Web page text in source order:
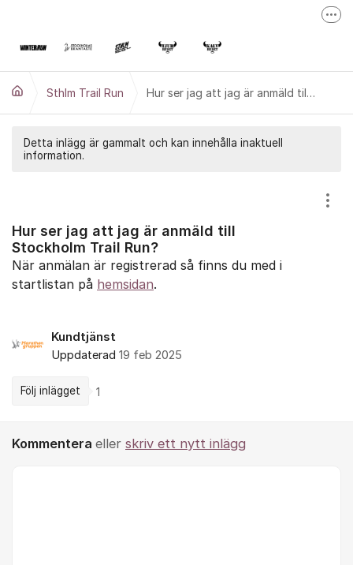
Stockholm 360 Challenge
Convinistafetten
Sthlm Trail Run Hur ser jag att jag är anmäld till Stockholm Trail Run?
Detta inlägg är gammalt och kan innehålla inaktuell
information.
Hur ser jag att jag är anmäld till
Stockholm Trail Run?
När anmälan är registrerad så finns du med i
startlistan på hemsidan.
Kundtjänst
Uppdaterad 19 feb 2025
Följ inlägget 1
Kommentera eller skriv ett nytt inlägg